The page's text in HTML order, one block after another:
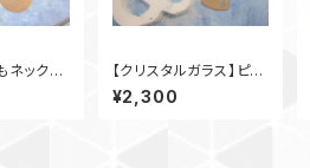
ネックレ
【クリスタルガラス】ピッ
クキーホルダー
¥2,300